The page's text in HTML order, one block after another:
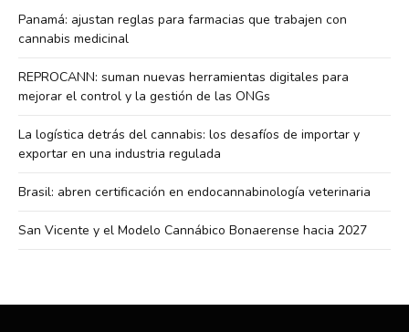
Panamá: ajustan reglas para farmacias que trabajen con
cannabis medicinal
REPROCANN: suman nuevas herramientas digitales para
mejorar el control y la gestión de las ONGs
La logística detrás del cannabis: los desafíos de importar y
exportar en una industria regulada
Brasil: abren certificación en endocannabinología veterinaria
San Vicente y el Modelo Cannábico Bonaerense hacia 2027